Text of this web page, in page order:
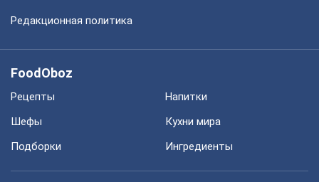
Редакционная политика
FoodOboz
Рецепты
Напитки
Шефы
Кухни мира
Подборки
Ингредиенты